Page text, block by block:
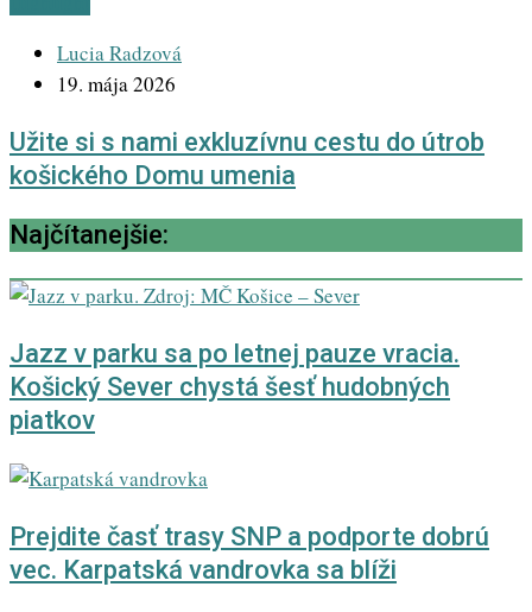
Lucia Radzová
19. mája 2026
Užite si s nami exkluzívnu cestu do útrob
košického Domu umenia
Najčítanejšie:
Jazz v parku sa po letnej pauze vracia.
Košický Sever chystá šesť hudobných
piatkov
Prejdite časť trasy SNP a podporte dobrú
vec. Karpatská vandrovka sa blíži